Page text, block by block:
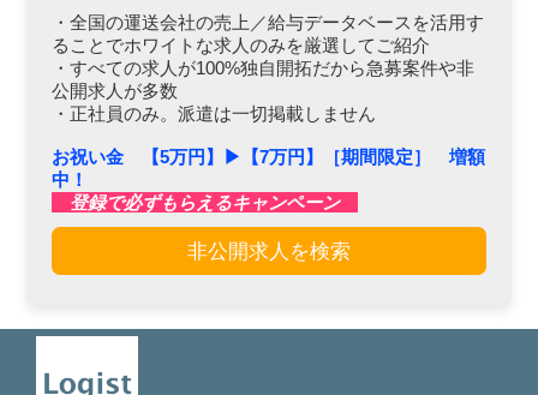
・全国の運送会社の売上／給与データベースを活用す
ることでホワイトな求人のみを厳選してご紹介
・すべての求人が100%独自開拓だから急募案件や非
公開求人が多数
・正社員のみ。派遣は一切掲載しません
お祝い金 【5万円】▶︎【7万円】［期間限定］ 増額
中！
登録で必ずもらえるキャンペーン
非公開求人を検索